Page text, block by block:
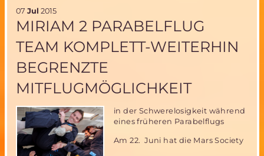
07 Jul 2015
MIRIAM 2 PARABELFLUG
TEAM KOMPLETT-WEITERHIN
BEGRENZTE
MITFLUGMÖGLICHKEIT
in der Schwerelosigkeit während
eines früheren Parabelflugs
Am 22. Juni hat die Mars Society